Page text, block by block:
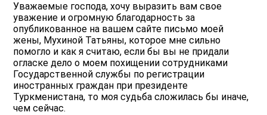
Уважаемые господа, хочу выразить вам свое
уважение и огромную благодарность за
опубликованное на вашем сайте письмо моей
жены, Мухиной Татьяны, которое мне сильно
помогло и как я считаю, если бы вы не придали
огласке дело о моем похищении сотрудниками
Государственной службы по регистрации
иностранных граждан при президенте
Туркменистана, то моя судьба сложилась бы иначе,
чем сейчас.